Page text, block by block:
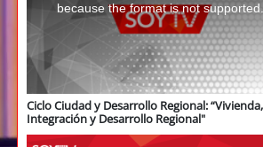
because the format is not supported.
Ciclo Ciudad y Desarrollo Regional: “Vivienda,
Integración y Desarrollo Regional"